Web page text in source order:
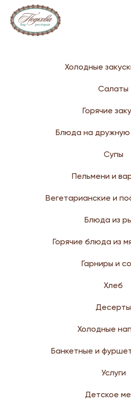
Холодные
Салаты
Горячие
Блюда на
Супы
Пельмени и
Вегетарианские и
Блюда из
Горячие блюда из
Гарниры и
Хлеб
Десерты
Холодные
Банкетные и
Услуги
Детское